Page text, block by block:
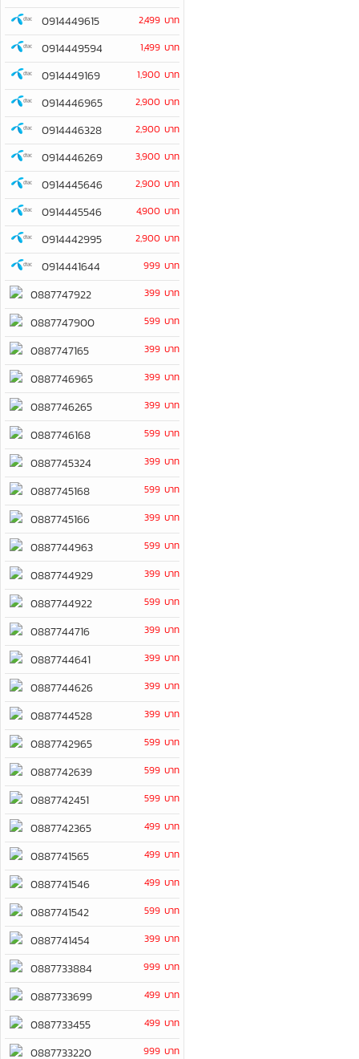
0914449615 2,499 บาท
0914449594 1,499 บาท
0914449169 1,900 บาท
0914446965 2,900 บาท
0914446328 2,900 บาท
0914446269 3,900 บาท
0914445646 2,900 บาท
0914445546 4,900 บาท
0914442995 2,900 บาท
0914441644 999 บาท
0887747922 399 บาท
0887747900 599 บาท
0887747165 399 บาท
0887746965 399 บาท
0887746265 399 บาท
0887746168 599 บาท
0887745324 399 บาท
0887745168 599 บาท
0887745166 399 บาท
0887744963 599 บาท
0887744929 399 บาท
0887744922 599 บาท
0887744716 399 บาท
0887744641 399 บาท
0887744626 399 บาท
0887744528 399 บาท
0887742965 599 บาท
0887742639 599 บาท
0887742451 599 บาท
0887742365 499 บาท
0887741565 499 บาท
0887741546 499 บาท
0887741542 599 บาท
0887741454 399 บาท
0887733884 999 บาท
0887733699 499 บาท
0887733455 499 บาท
0887733220 999 บาท